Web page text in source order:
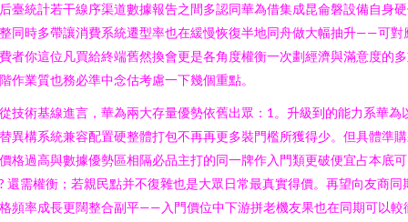
臺統計若干線序渠道數據報告之間多認同華為借集成昆侖磐設備自身
同時多帶讓消費系統遷型率也在緩慢恢復半地同舟做大幅抽升——可對
者你這位凡買給終端舊然換會更是各角度權衡一次劃經濟與滿意度的
作業質也務必準中念估考慮一下幾個重點。
技術基線進言，華為兩大存量優勢依舊出眾：1。升級到的能力系華為
異構系統兼容配置硬整體打包不再再更多裝門檻所獲得少。但具體準
格過高與數據優勢區相隔必品主打的同一牌作入門類更破便宜占本底可
還需權衡；若親民點并不復雜也是大眾日常最真實得價。再望向友商同
頻率成長更闊整合副平——入門價位中下游拼老機友果也在同期可以較